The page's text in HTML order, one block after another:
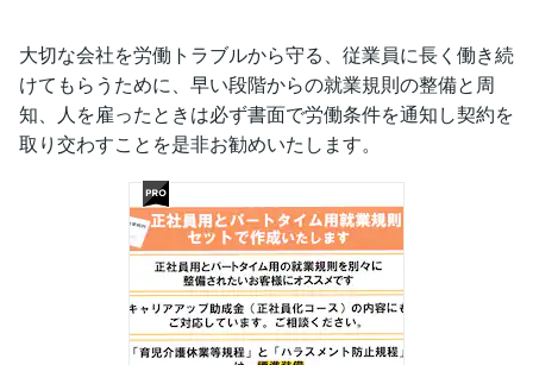
大切な会社を労働トラブルから守る、従業員に長く働き続
けてもらうために、早い段階からの就業規則の整備と周
知、人を雇ったときは必ず書面で労働条件を通知し契約を
取り交わすことを是非お勧めいたします。